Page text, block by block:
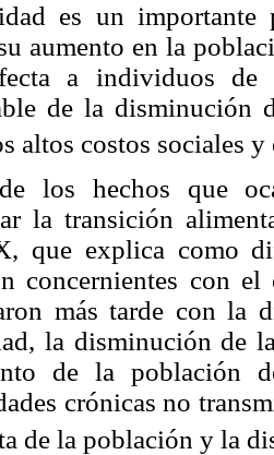
es un
aumento en la
a individuos de
de la disminución
altos costos sociales
los hechos que
la transición
que explica como
concernientes con
más tarde con la
la disminución de
de la población
crónicas no
de la población y la